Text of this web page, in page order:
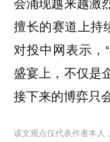
擅长的赛道上持
对投中网表示，
盛宴上，不仅是
接下来的博弈只
该文观点仅代表作者本人